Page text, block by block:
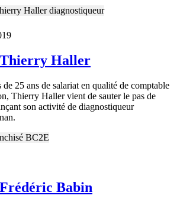
Haller
de 25 ans de salariat en qualité de comptable
Thierry Haller vient de sauter le pas de
son activité de diagnostiqueur
Babin